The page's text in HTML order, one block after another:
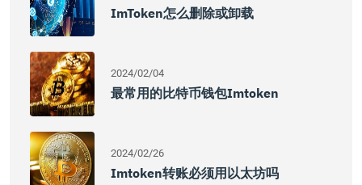
ImToken怎么删除或卸载
2024/02/04
最常用的比特币钱包imtoken
2024/02/26
Imtoken转账必须用以太坊吗